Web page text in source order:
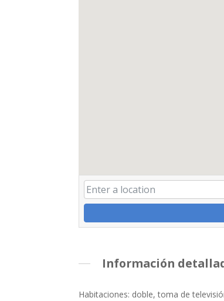
Información
Habitaciones: doble, toma de